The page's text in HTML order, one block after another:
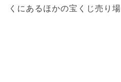
くにあるほかの宝くじ売り